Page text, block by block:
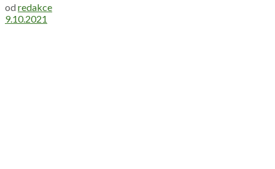
od redakce
9.10.2021